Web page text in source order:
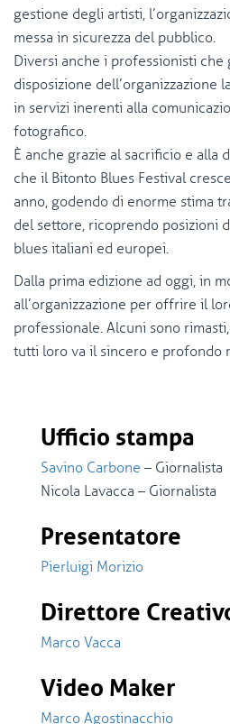
gestione degli artisti,
messa in sicurezza del pubblico.
Diversi anche i professionisti
disposizione dell’organizzazione
in servizi inerenti alla
fotografico.
È anche grazie al sacrificio e alla
che il Bitonto Blues Festival
anno, godendo di enorme stima
del settore, ricoprendo posizioni
blues italiani ed europei.
Dalla prima edizione ad oggi, in
all’organizzazione per offrire il
professionale. Alcuni sono
tutti loro va il sincero e profondo
Ufficio stampa
Savino Carbone – Giornalista
Nicola Lavacca – Giornalista
Presentatore
Pierluigi Morizio
Direttore
Marco Vacca
Video Maker
Marco Agostinacchio